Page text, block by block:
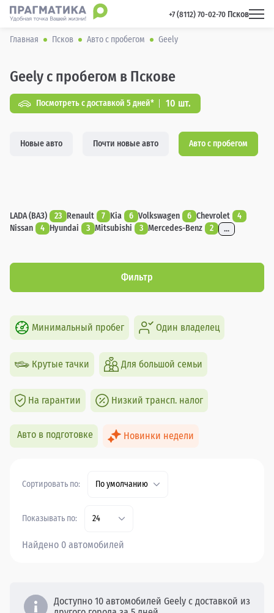
+7 (8112) 70-02-70 Псков
Главная Псков Авто с пробегом Geely
Geely с пробегом в Пскове
Посмотреть с доставкой 5 дней* 10 шт.
Новые авто Почти новые авто Авто с пробегом
LADA (ВАЗ) 23 Renault 7 Kia 6 Volkswagen 6 Chevrolet
4
Nissan
4 Hyundai 3 Mitsubishi 3 Mercedes-Benz 2 ...
Фильтр
Минимальный пробег Один владелец
Крутые тачки Для большой семьи
На гарантии Низкий трансп. налог
Авто в подготовке Новинки недели
Сортировать по: По умолчанию
Показывать по: 24
Найдено 0 автомобилей
Доступно 10 автомобилей Geely с доставкой из